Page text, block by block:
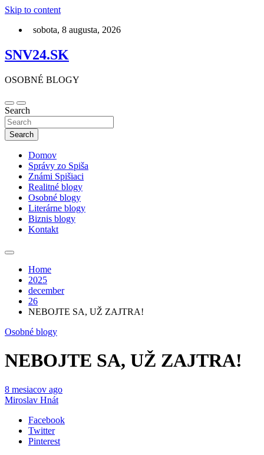
Skip to content
sobota, 8 augusta, 2026
SNV24.SK
OSOBNÉ BLOGY
Search
Search
Domov
Správy zo Spiša
Známi Spišiaci
Realitné blogy
Osobné blogy
Literárne blogy
Biznis blogy
Kontakt
Home
2025
december
26
NEBOJTE SA, UŽ ZAJTRA!
Osobné blogy
NEBOJTE SA, UŽ ZAJTRA!
8 mesiacov ago
Miroslav Hnát
Facebook
Twitter
Pinterest